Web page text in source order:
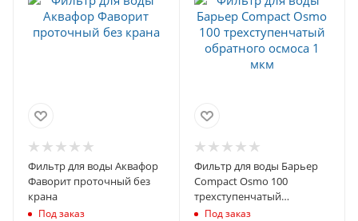
Фильтр для воды Аквафор
Фаворит проточный без
крана
Под заказ
Фильтр для воды Барьер
Compact Osmo 100
трехступенчатый
обратного осмоса 1 мкм
Под заказ